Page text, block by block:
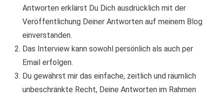
Antworten erklärst Du Dich ausdrücklich mit der
Veröffentlichung Deiner Antworten auf meinem Blog
einverstanden.
Das Interview kann sowohl persönlich als auch per
Email erfolgen.
Du gewährst mir das einfache, zeitlich und räumlich
unbeschränkte Recht, Deine Antworten im Rahmen